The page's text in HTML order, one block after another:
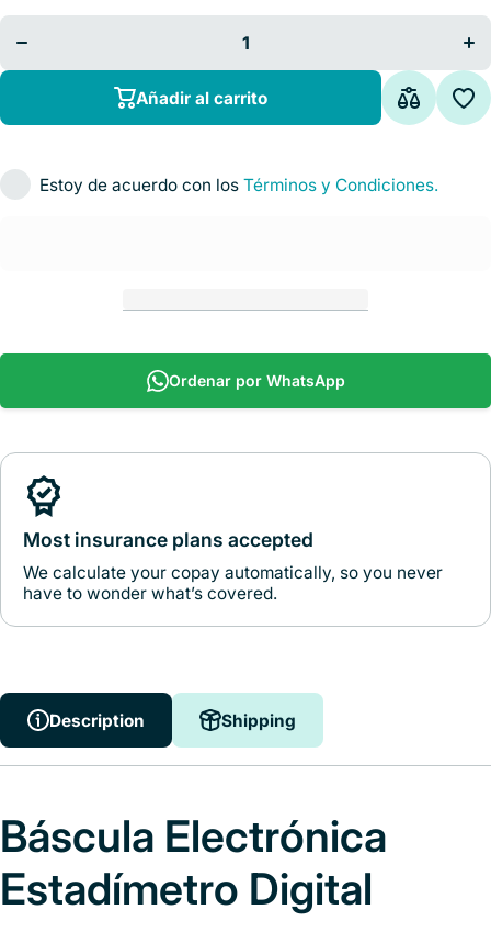
Estadímetro
Añadir al carrito
Estoy de acuerdo con los Términos y Condiciones.
Ordenar por WhatsApp
Most insurance plans accepted
We calculate your copay automatically, so you never
have to wonder what’s covered.
Description Shipping
Báscula Electrónica
Estadímetro Digital